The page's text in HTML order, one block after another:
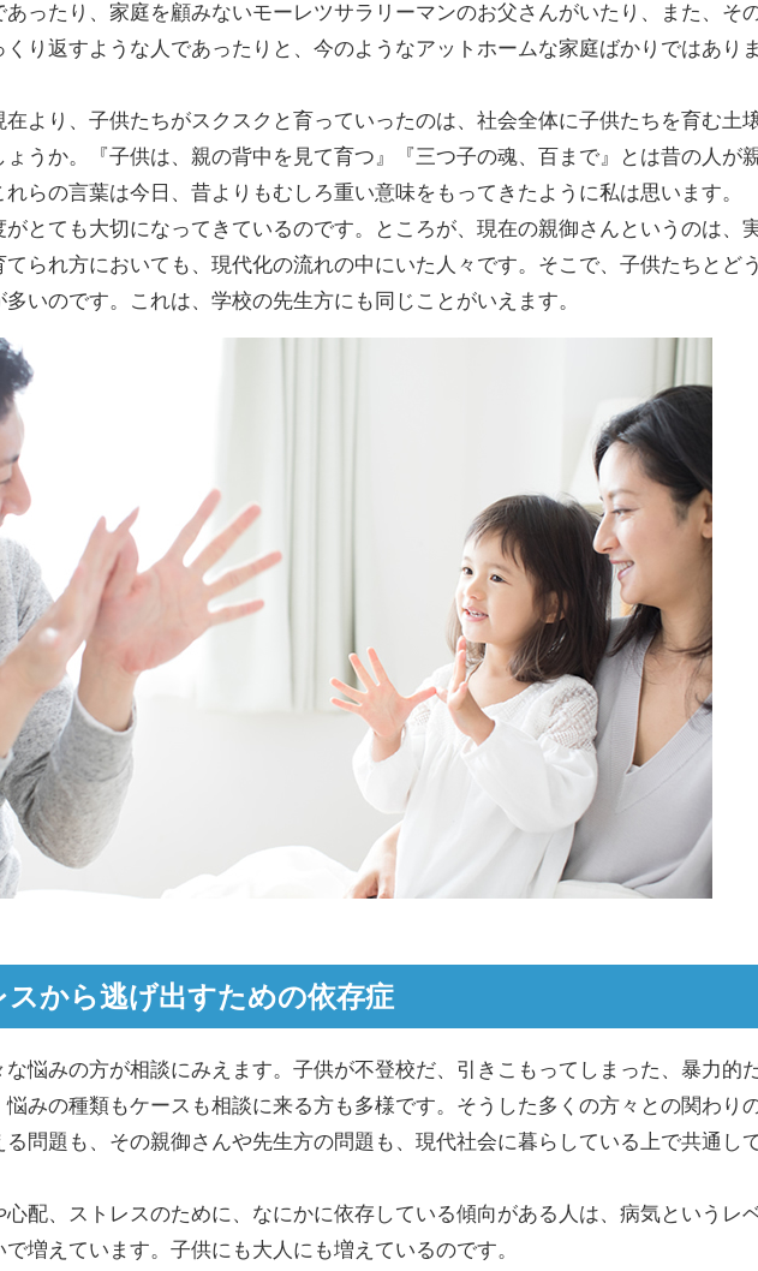
ったり、家庭を顧みないモーレツサラリーマンのお父さんがいたり、また、そ
り返すような人であったりと、今のようなアットホームな家庭ばかりではあり
より、子供たちがスクスクと育っていったのは、社会全体に子供たちを育む土
うか。『子供は、親の背中を見て育つ』『三つ子の魂、百まで』とは昔の人が
らの言葉は今日、昔よりもむしろ重い意味をもってきたように私は思います。
とても大切になってきているのです。ところが、現在の親御さんというのは、
られ方においても、現代化の流れの中にいた人々です。そこで、子供たちとど
いのです。これは、学校の先生方にも同じことがいえます。
から逃げ出すための依存症
悩みの方が相談にみえます。子供が不登校だ、引きこもってしまった、暴力的
悩みの種類もケースも相談に来る方も多様です。そうした多くの方々との関わり
問題も、その親御さんや先生方の問題も、現代社会に暮らしている上で共通し
配、ストレスのために、なにかに依存している傾向がある人は、病気というレ
増えています。子供にも大人にも増えているのです。